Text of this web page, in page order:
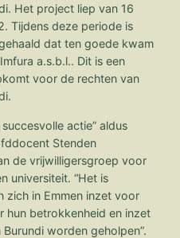
Het project liep van 16
Tijdens deze periode is
dat ten goede kwam
a.s.b.l.. Dit is een
voor de rechten van
actie” aldus
Stenden
de vrijwilligersgroep voor
universiteit. “Het is
zich in Emmen inzet voor
hun betrokkenheid en inzet
worden geholpen”.